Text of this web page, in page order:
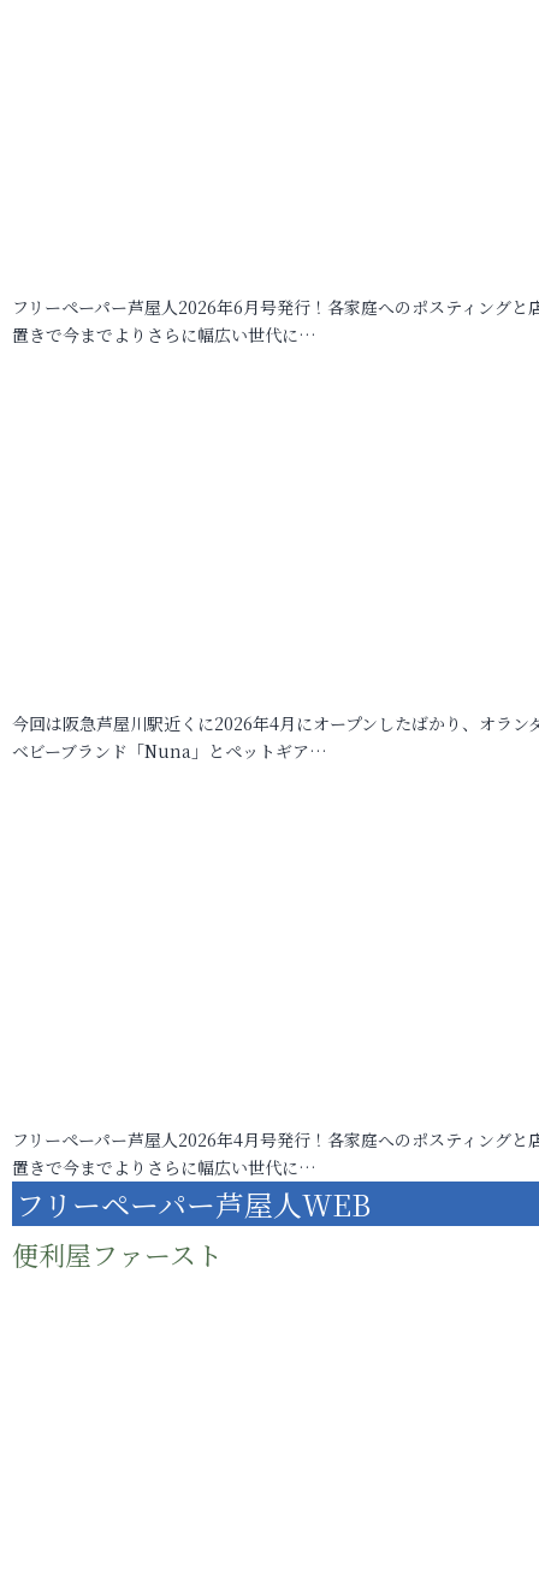
フリーペーパー芦屋人2026年6月号発行！各家庭へのポスティングと
置きで今までよりさらに幅広い世代に…
今回は阪急芦屋川駅近くに2026年4月にオープンしたばかり、オラン
ベビーブランド「Nuna」とペットギア…
フリーペーパー芦屋人2026年4月号発行！各家庭へのポスティングと
置きで今までよりさらに幅広い世代に…
フリーペーパー芦屋人WEB
便利屋ファースト